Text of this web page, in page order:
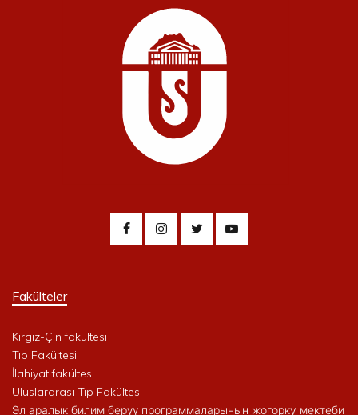
Fakülteler
Kırgız-Çin fakültesi
Tıp Fakültesi
İlahiyat fakültesi
Uluslararası Tıp Fakültesi
Эл аралык билим берүү программаларынын жогорку мектеби